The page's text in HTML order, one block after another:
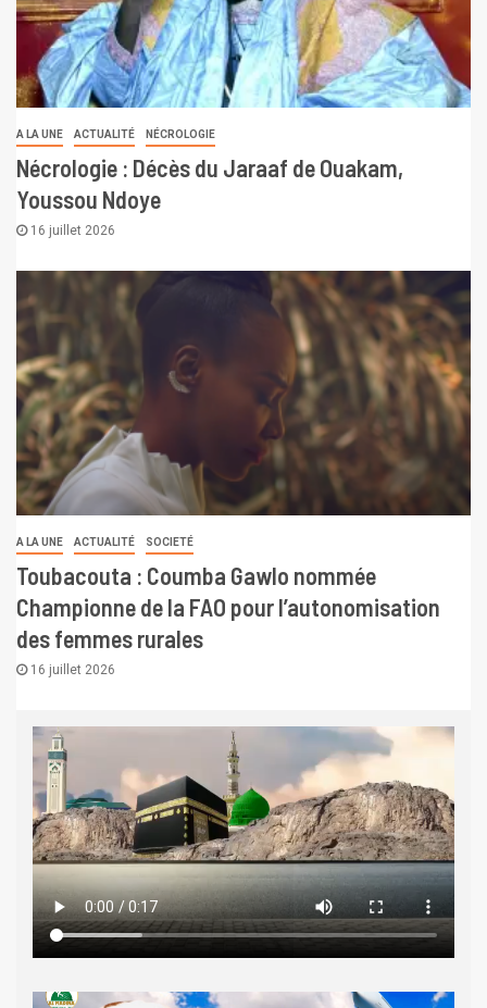
A LA UNE ACTUALITÉ NÉCROLOGIE
Nécrologie : Décès du Jaraaf de Ouakam,
Youssou Ndoye
16 juillet 2026
A LA UNE ACTUALITÉ SOCIETÉ
Toubacouta : Coumba Gawlo nommée
Championne de la FAO pour l’autonomisation
des femmes rurales
16 juillet 2026